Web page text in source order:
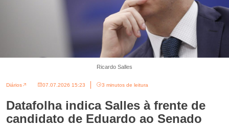
Ricardo Salles
Diários 07.07.2026 15:23 3 minutos de leitura
Datafolha indica Salles à frente de
candidato de Eduardo ao Senado